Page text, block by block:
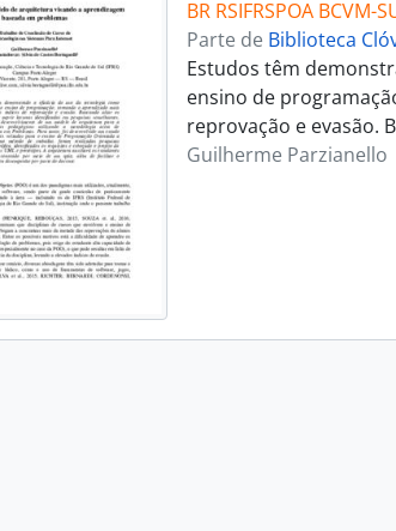
BR RSIFRSPOA BCVM-
Parte de Biblioteca
Estudos têm
ensino de
reprovação e evasão.
Guilherme Parzianello